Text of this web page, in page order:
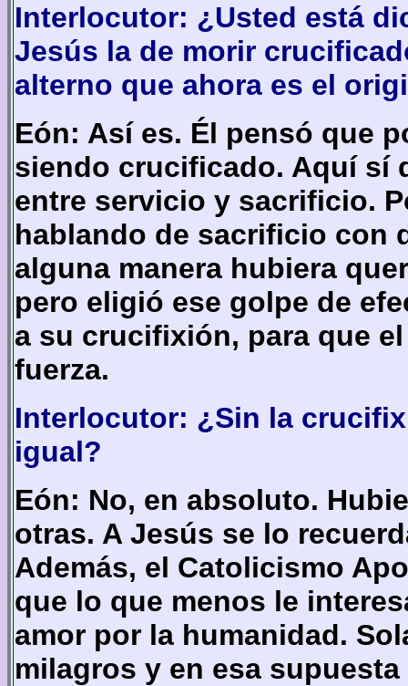
Interlocutor: ¿Usted está
Jesús la de morir
alterno que ahora es el
Eón: Así es. Él pensó que
siendo crucificado. Aquí sí
entre servicio y sacrificio.
hablando de sacrificio con
alguna manera hubiera
pero eligió ese golpe de
a su crucifixión, para que
fuerza.
Interlocutor: ¿Sin la
igual?
Eón: No, en absoluto.
otras. A Jesús se lo
Además, el Catolicismo
que lo que menos le
amor por la humanidad.
milagros y en esa